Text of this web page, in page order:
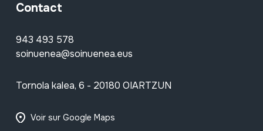
Contact
943 493 578
soinuenea@soinuenea.eus
Tornola kalea, 6 - 20180 OIARTZUN
Voir sur Google Maps